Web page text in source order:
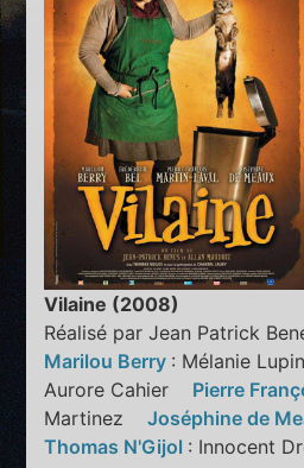
Vilaine (2008)
Réalisé par Jean Patrick
Marilou Berry : Mélanie
Aurore Cahier Pierre
MartinezJoséphine de
Thomas N'Gijol : Innocent